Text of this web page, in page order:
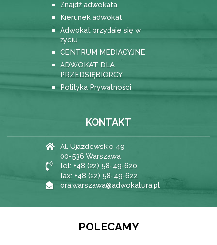
Znajdź adwokata
Kierunek adwokat
Adwokat przydaje się w
życiu
CENTRUM MEDIACYJNE
ADWOKAT DLA
PRZEDSIĘBIORCY
Polityka Prywatności
KONTAKT
Al. Ujazdowskie 49
00-536 Warszawa
tel: +48 (22) 58-49-620
fax: +48 (22) 58-49-622
ora.warszawa@adwokatura.pl
POLECAMY